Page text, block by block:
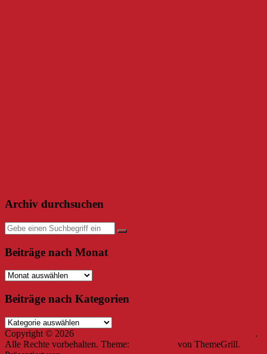
Archiv durchsuchen
Beiträge nach Monat
Beiträge
Monat
Beiträge nach Kategorien
Beiträge
nach
Kategorien
Copyright © 2026
.
Alle Rechte vorbehalten. Theme:
von ThemeGrill.